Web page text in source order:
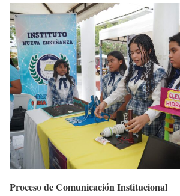
Proceso de Comunicación Institucional